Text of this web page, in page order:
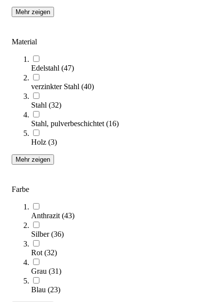
Mehr zeigen
Material
Edelstahl (47)
verzinkter Stahl (40)
Stahl (32)
Stahl, pulverbeschichtet (16)
Holz (3)
Mehr zeigen
Farbe
Anthrazit (43)
Silber(36)
Rot (32)
Grau (31)
Blau (23)
Seite 4
Sortieren nach
Sportbox Ausstattungspaket FUSSBALL
Längere Lieferzeit